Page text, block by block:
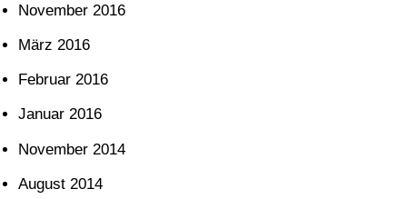
November 2016
März 2016
Februar 2016
Januar 2016
November 2014
August 2014